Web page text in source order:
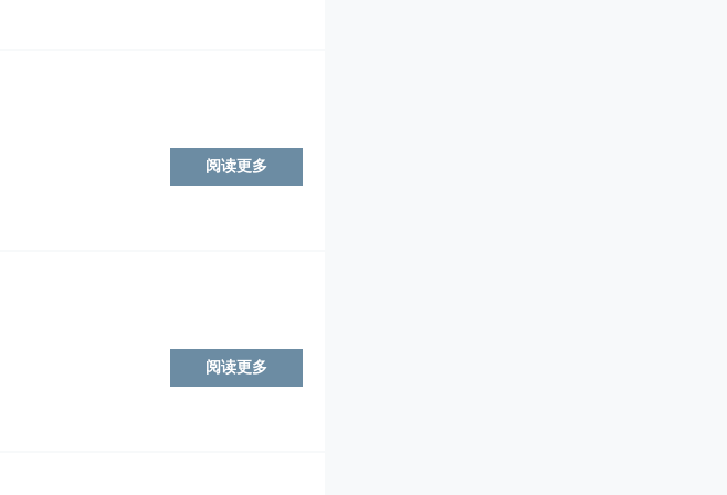
阅读更多
阅读更多